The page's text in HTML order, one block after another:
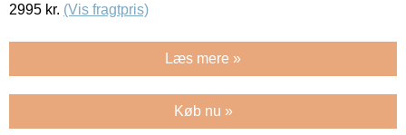
2995 kr. (Vis fragtpris)
Læs mere »
Køb nu »